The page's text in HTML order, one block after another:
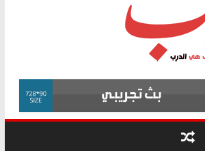
فرحات سليمان يكتب: القطاع الصحي إلى
أين؟
حزب التحالف الشعبي يطلق لجنة “الحق
في الصحة” بالإسكندرية لرصد الانتهاكات
ودعم المرضى
الوزاري لمدينة الصحفيين.. وانتهاء أعمال
إنشاء المبنى الإداري
المجلس القومي لحقوق الإنسان يعلن
متابعة قضية الدكتور محمد زهران.. ويؤكد:
قرينة البراءة وضمانات المحاكمة العادلة